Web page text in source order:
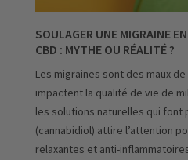
SOULAGER UNE MIGRAINE
CBD : MYTHE OU RÉALITÉ ?
Les migraines sont des maux
impactent la qualité de vie de
les solutions naturelles qui font
(cannabidiol) attire l’attention
relaxantes et anti-